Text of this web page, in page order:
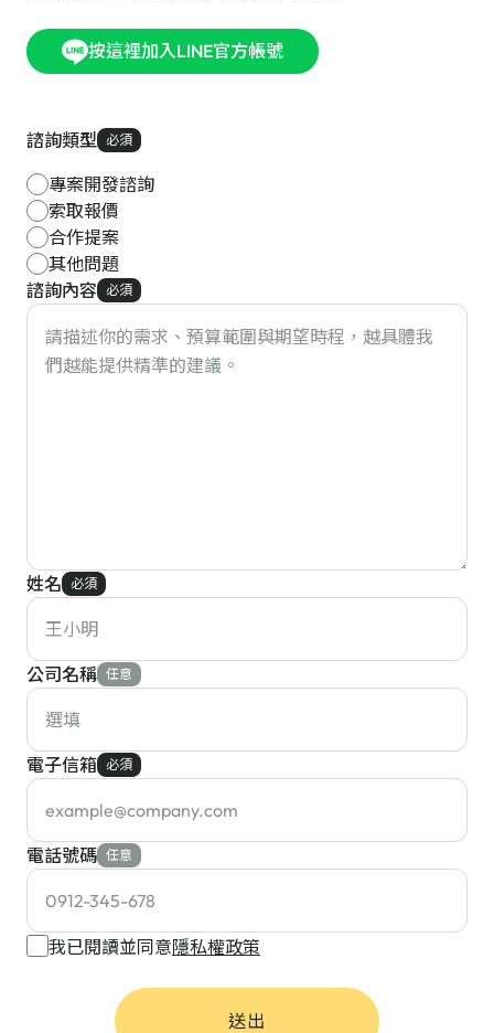
按這裡加入LINE官方帳號
諮詢類型 必須
專案開發諮詢
索取報價
合作提案
其他問題
諮詢內容 必須
姓名 必須
公司名稱 任意
電子信箱 必須
電話號碼 任意
我已閱讀並同意隱私權政策
送出